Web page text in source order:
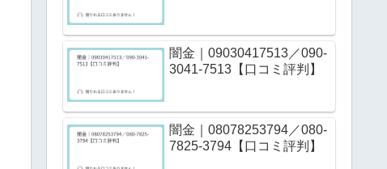
闇金｜09030417513／090-
3041-7513【口コミ評判】
闇金｜08078253794／080-
7825-3794【口コミ評判】